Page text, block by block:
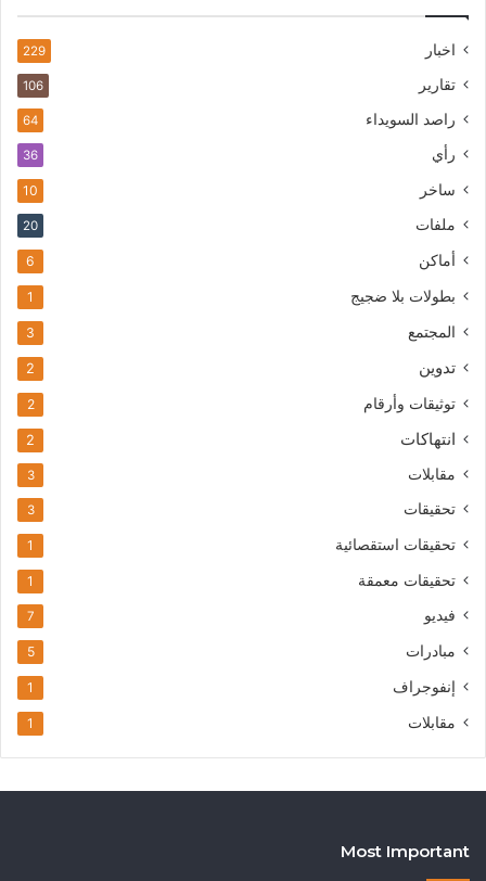
اخبار 229
تقارير 106
راصد السويداء 64
رأي 36
ساخر 10
ملفات 20
أماكن 6
بطولات بلا ضجيج 1
المجتمع 3
تدوين 2
توثيقات وأرقام 2
انتهاكات 2
مقابلات 3
تحقيقات 3
تحقيقات استقصائية 1
تحقيقات معمقة 1
فيديو 7
مبادرات 5
إنفوجراف 1
مقابلات 1
Most Important